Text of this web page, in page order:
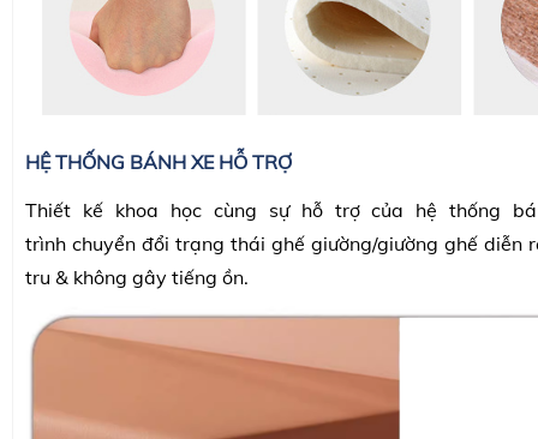
HỆ THỐNG BÁNH XE HỖ TRỢ
Thiết kế khoa học cùng sự hỗ trợ của hệ thống
trình chuyển đổi trạng thái ghế giường/giường ghế diễn
tru & không gây tiếng ồn.